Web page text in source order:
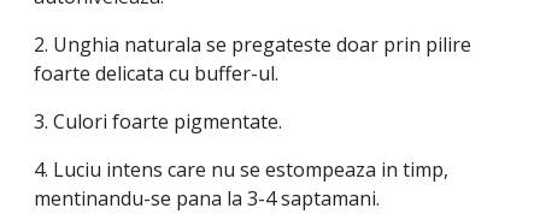
2. Unghia naturala se pregateste doar prin pilire
foarte delicata cu buffer-ul.
3. Culori foarte pigmentate.
4. Luciu intens care nu se estompeaza in timp,
mentinandu-se pana la 3-4 saptamani.